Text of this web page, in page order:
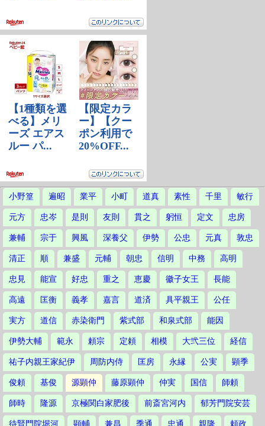
小野篁 遍昭 業平 小町 道真 素性 千里 敏行
元方 忠岑 是則 友則 貫之 躬恒 定文 忠房
兼輔 宗于 興風 深養父 伊勢 公忠 元真 敦忠
清正 順 兼盛 元輔 朝忠 信明 中務 高明
忠見 能宣 好忠 重之 恵慶 徽子女王 長能
高遠 匡衡 義孝 嘉言 道済 具平親王 公任
実方 道信 赤染衛門 紫式部 和泉式部 能因
伊勢大輔 範永 頼宗 定頼 相模 大弐三位 経信
祐子内親王家紀伊 周防内侍 匡房 永縁 公実 顕季
俊頼 基俊 源顕仲 藤原顕仲 仲実 国信 師頼
師時 隆源 京極関白家肥後 前斎宮河内 郁芳門院安芸
待賢門院堀河 顕輔 兼昌 季通 忠通 親隆 頼政